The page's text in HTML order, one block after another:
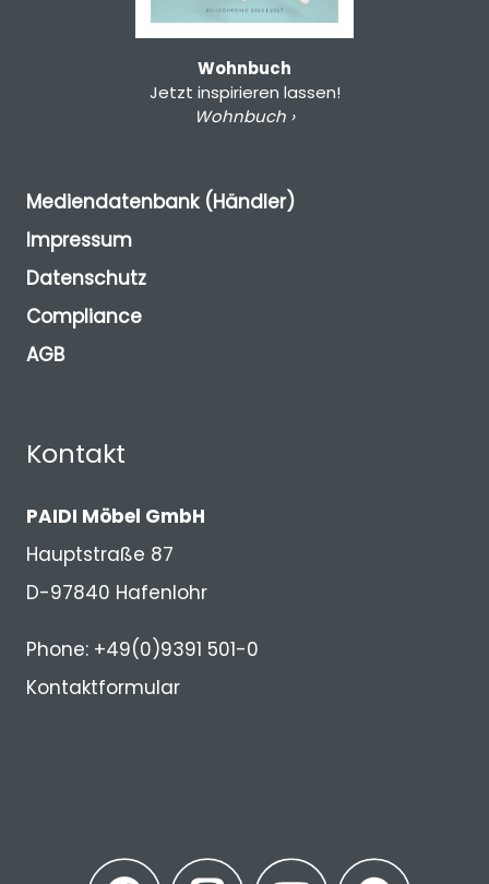
Wohnbuch
Jetzt inspirieren lassen!
Wohnbuch ›
Mediendatenbank (Händler)
Impressum
Datenschutz
Compliance
AGB
Kontakt
PAIDI Möbel GmbH
Hauptstraße 87
D-97840 Hafenlohr
Phone: +49(0)9391 501-0
Kontaktformular